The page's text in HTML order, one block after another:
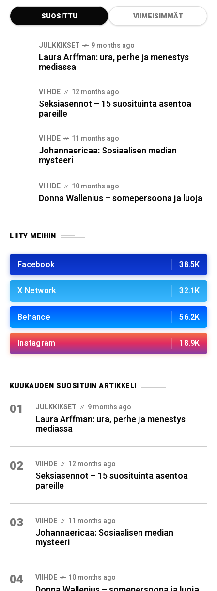
SUOSITTU VIIMEISIMMÄT
JULKKIKSET 9 months ago
Laura Arffman: ura, perhe ja menestys
mediassa
VIIHDE 12 months ago
Seksiasennot – 15 suosituinta asentoa
pareille
VIIHDE 11 months ago
Johannaericaa: Sosiaalisen median
mysteeri
VIIHDE 10 months ago
Donna Wallenius – somepersoona ja luoja
LIITY MEIHIN
Facebook 38.5K
X Network 32.1K
Behance 56.2K
Instagram 18.9K
KUUKAUDEN SUOSITUIN ARTIKKELI
01 JULKKIKSET 9 months ago
Laura Arffman: ura, perhe ja menestys
mediassa
02 VIIHDE 12 months ago
Seksiasennot – 15 suosituinta asentoa
pareille
03 VIIHDE 11 months ago
Johannaericaa: Sosiaalisen median
mysteeri
04 VIIHDE 10 months ago